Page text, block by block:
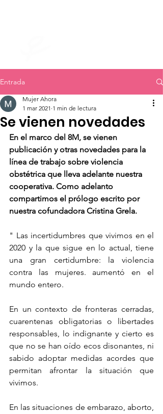
Entrada
Se vienen novedades
Mujer Ahora
1 mar 2021 1 min de lectura
En el marco del 8M, se vienen
publicación y otras novedades para la
línea de trabajo sobre violencia
obstétrica que lleva adelante nuestra
cooperativa. Como adelanto
compartimos el prólogo escrito por
nuestra cofundadora Cristina Grela.
" Las incertidumbres que vivimos en el
2020 y la que sigue en lo actual, tiene
una gran certidumbre: la violencia
contra las mujeres. aumentó en el
mundo entero.
En un contexto de fronteras cerradas,
cuarentenas obligatorias o libertades
responsables, lo indignante y cierto es
que no se han oído ecos disonantes, ni
sabido adoptar medidas acordes que
permitan afrontar la situación que
vivimos.
En las situaciones de embarazo, aborto,